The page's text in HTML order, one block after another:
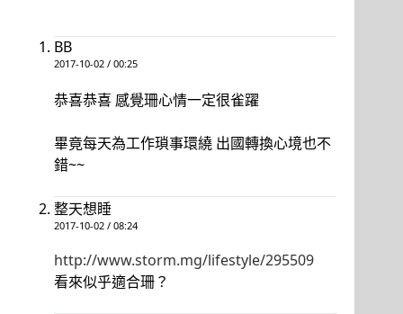
BB
2017-10-02 / 00:25
恭喜恭喜 感覺珊心情一定很雀躍
畢竟每天為工作瑣事環繞 出國轉換心境也不
錯~~
整天想睡
2017-10-02 / 08:24
http://www.storm.mg/lifestyle/295509
看來似乎適合珊？